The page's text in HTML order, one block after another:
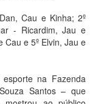
Cau e Kinha; 2º
- Ricardim, Jau e
Cau e 5º Elvin, Jau e
na Fazenda
Santos – que